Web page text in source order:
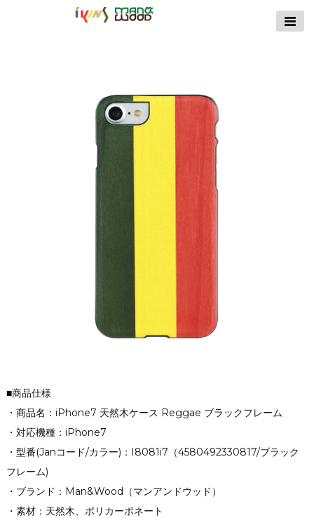
【公式サイト】
木ケース
■商品仕様
・商品名：iPhone7 天然木ケース Reggae ブラックフレーム
・対応機種：iPhone7
・型番(Janコード/カラー)：I8081i7（4580492330817/ブラック
フレーム)
・ブランド：Man&Wood（マンアンドウッド）
・素材：天然木、ポリカーボネート